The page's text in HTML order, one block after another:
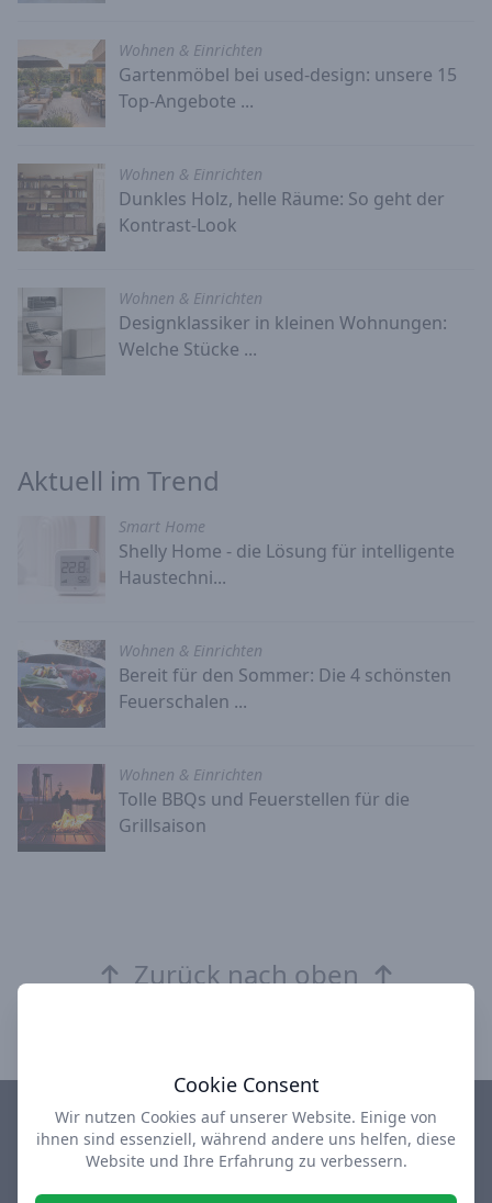
Wohnen & Einrichten
Gartenmöbel bei used-design: unsere 15
Top-Angebote ...
Wohnen & Einrichten
Dunkles Holz, helle Räume: So geht der
Kontrast-Look
Wohnen & Einrichten
Designklassiker in kleinen Wohnungen:
Welche Stücke ...
Aktuell im Trend
Smart Home
Shelly Home - die Lösung für intelligente
Haustechni...
Wohnen & Einrichten
Bereit für den Sommer: Die 4 schönsten
Feuerschalen ...
Wohnen & Einrichten
Tolle BBQs und Feuerstellen für die
Grillsaison
Zurück nach oben
Impressum Datenschutz AGB
Über uns
design-depot Shop
used-design Outlet
Cookie Consent
Wir nutzen Cookies auf unserer Website. Einige von
ihnen sind essenziell, während andere uns helfen, diese
Website und Ihre Erfahrung zu verbessern.